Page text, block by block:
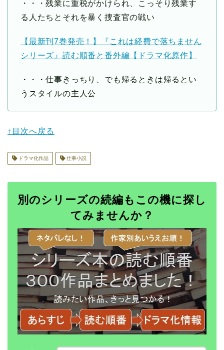
・・・残業に重税がかけられ、こっそり残業す
る人たちとそれを暴く捜査官の戦い
【最新刊7巻発売！】『これは経費で落ちません
シリーズ』読む順番と番外編【ドラマ化原作】
・・・仕事きっちり、でも帰るときは帰るとい
うスタイルの主人公
↑目次へ戻る
ドラマ化作品 仕事小説
別のシリーズの続編もこの機に探し
てみませんか？